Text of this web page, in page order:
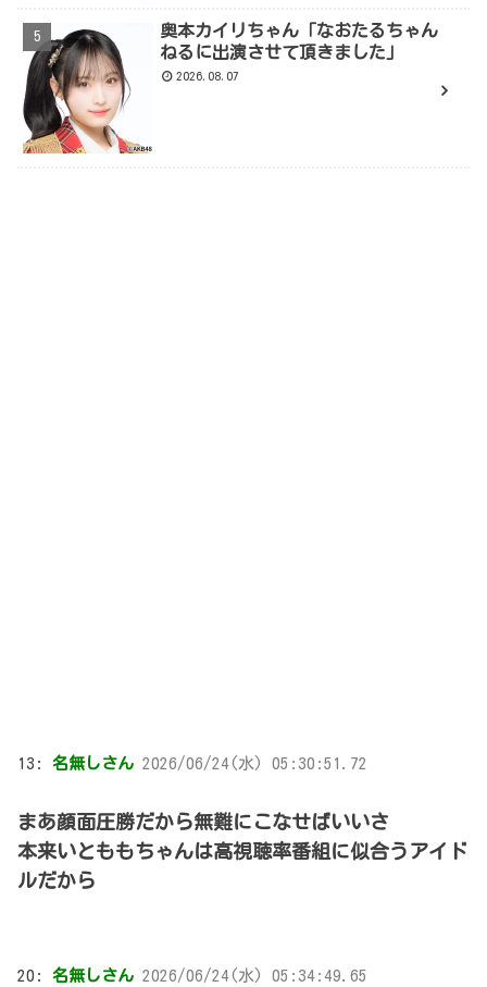
奥本カイリちゃん「なおたるちゃん
ねるに出演させて頂きました」
2026.08.07
13: 名無しさん 2026/06/24(水) 05:30:51.72
まあ顔面圧勝だから無難にこなせばいいさ
本来いとももちゃんは高視聴率番組に似合うアイド
ルだから
20: 名無しさん 2026/06/24(水) 05:34:49.65